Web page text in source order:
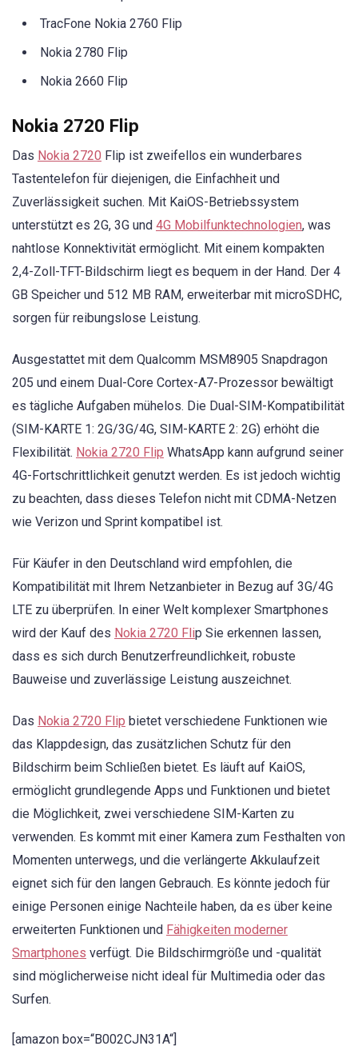
TracFone Nokia 2760 Flip
Nokia 2780 Flip
Nokia 2660 Flip
Nokia 2720 Flip
Das Nokia 2720 Flip ist zweifellos ein wunderbares
Tastentelefon für diejenigen, die Einfachheit und
Zuverlässigkeit suchen. Mit KaiOS-Betriebssystem
unterstützt es 2G, 3G und 4G Mobilfunktechnologien, was
nahtlose Konnektivität ermöglicht. Mit einem kompakten
2,4-Zoll-TFT-Bildschirm liegt es bequem in der Hand. Der 4
GB Speicher und 512 MB RAM, erweiterbar mit microSDHC,
sorgen für reibungslose Leistung.
Ausgestattet mit dem Qualcomm MSM8905 Snapdragon
205 und einem Dual-Core Cortex-A7-Prozessor bewältigt
es tägliche Aufgaben mühelos. Die Dual-SIM-Kompatibilität
(SIM-KARTE 1: 2G/3G/4G, SIM-KARTE 2: 2G) erhöht die
Flexibilität. Nokia 2720 Flip WhatsApp kann aufgrund seiner
4G-Fortschrittlichkeit genutzt werden. Es ist jedoch wichtig
zu beachten, dass dieses Telefon nicht mit CDMA-Netzen
wie Verizon und Sprint kompatibel ist.
Für Käufer in den Deutschland wird empfohlen, die
Kompatibilität mit Ihrem Netzanbieter in Bezug auf 3G/4G
LTE zu überprüfen. In einer Welt komplexer Smartphones
wird der Kauf des Nokia 2720 Flip Sie erkennen lassen,
dass es sich durch Benutzerfreundlichkeit, robuste
Bauweise und zuverlässige Leistung auszeichnet.
Das Nokia 2720 Flip bietet verschiedene Funktionen wie
das Klappdesign, das zusätzlichen Schutz für den
Bildschirm beim Schließen bietet. Es läuft auf KaiOS,
ermöglicht grundlegende Apps und Funktionen und bietet
die Möglichkeit, zwei verschiedene SIM-Karten zu
verwenden. Es kommt mit einer Kamera zum Festhalten von
Momenten unterwegs, und die verlängerte Akkulaufzeit
eignet sich für den langen Gebrauch. Es könnte jedoch für
einige Personen einige Nachteile haben, da es über keine
erweiterten Funktionen und Fähigkeiten moderner
Smartphones verfügt. Die Bildschirmgröße und -qualität
sind möglicherweise nicht ideal für Multimedia oder das
Surfen.
[amazon box=“B002CJN31A“]